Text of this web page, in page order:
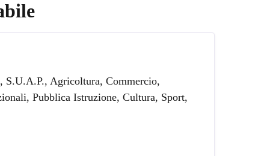
S.U.A.P., Agricoltura, Commercio,
Pubblica Istruzione, Cultura, Sport,